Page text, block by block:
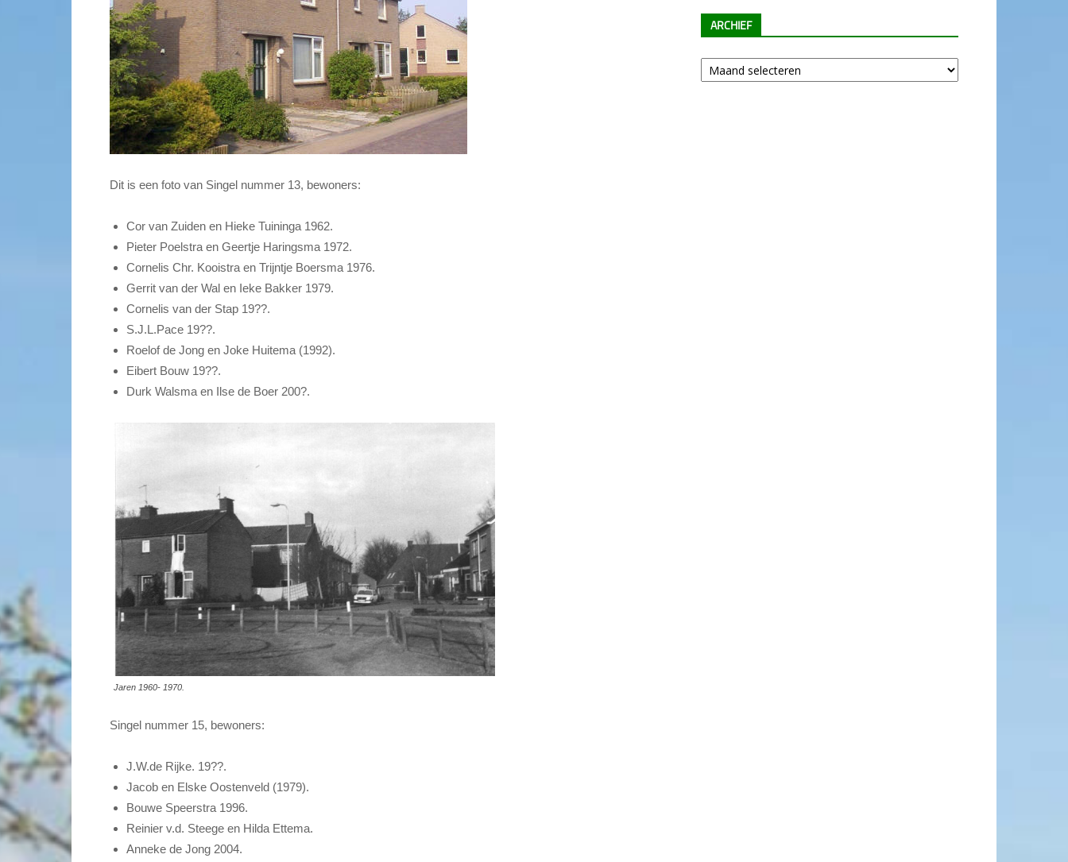
Dit is een foto van Singel nummer 13, bewoners:
Cor van Zuiden en Hieke Tuininga 1962.
Pieter Poelstra en Geertje Haringsma 1972.
Cornelis Chr. Kooistra en Trijntje Boersma 1976.
Gerrit van der Wal en Ieke Bakker 1979.
Cornelis van der Stap 19??.
S.J.L.Pace 19??.
Roelof de Jong en Joke Huitema (1992).
Eibert Bouw 19??.
Durk Walsma en Ilse de Boer 200?.
Jaren 1960- 1970.
Singel nummer 15, bewoners:
J.W.de Rijke. 19??.
Jacob en Elske Oostenveld (1979).
Bouwe Speerstra 1996.
Reinier v.d. Steege en Hilda Ettema.
Anneke de Jong 2004.
ARCHIEF
Archief